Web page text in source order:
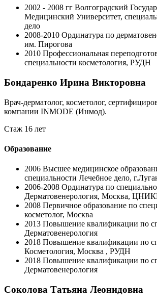
2002 - 2008 гг Волгоградский
Медицинский Университет,
дело
2008-2010 Ординатура по
им. Пирогова
2010 Профессиональная
специальности косметология, РУДН
Бондаренко Ирина Викторовна
Врач-дерматолог, косметолог,
компании INMODE (Инмод).
Стаж 16 лет
Образование
2006 Высшее медицинское
специальности Лечебное дело,
2006-2008 Ординатура по
Дерматовенерология, Москва,
2008 Первичное образование по
косметолог, Москва
2013 Повышение квалификации по
Дерматовенерология
2018 Повышение квалификации по
Косметология, Москва , РУДН
2018 Повышение квалификации по
Дерматовенерология
Соколова Татьяна Леонидовна